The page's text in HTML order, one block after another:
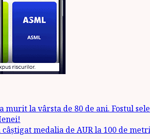
murit la vârsta de 80 de ani. Fostul
câștigat medalia de AUR la 100 de